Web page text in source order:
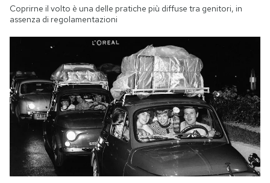
Coprirne il volto è una delle pratiche più diffuse tra genitori, in
assenza di regolamentazioni